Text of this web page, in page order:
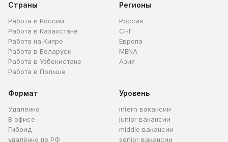
Страны
Работа в России
Работа в Казахстане
Работа на Кипре
Работа в Беларуси
Работа в Узбекистане
Работа в Польше
Регионы
Россия
СНГ
Европа
MENA
Азия
Формат
Удалённо
В офисе
Гибрид
удалённо по РФ
Уровень
intern вакансии
junior вакансии
middle вакансии
senior вакансии